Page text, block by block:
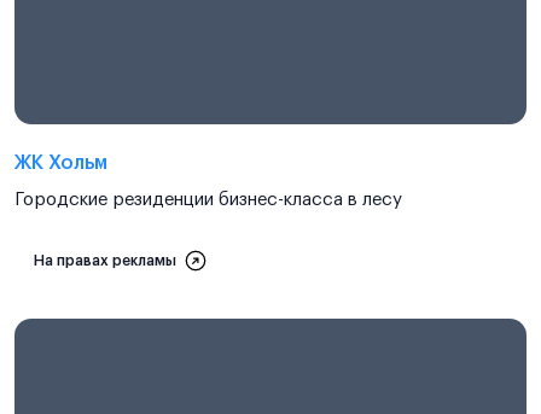
ЖК Хольм
Городские резиденции бизнес-класса в лесу
На правах рекламы